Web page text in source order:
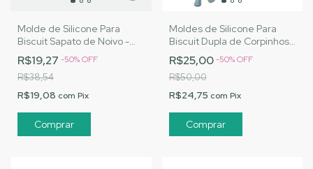
Molde de Silicone Para
Biscuit Sapato de Noivo -
MJ Artesanatos |Cód. 1501
R$19,27 -50%OFF
R$38,54
R$19,08 com Pix
Moldes de Silicone Para
Biscuit Dupla de Corpinhos
Fofinhos - MJ Artesanatos
|Cód. 2726
R$25,00-50%OFF
R$50,00
R$24,75 com Pix